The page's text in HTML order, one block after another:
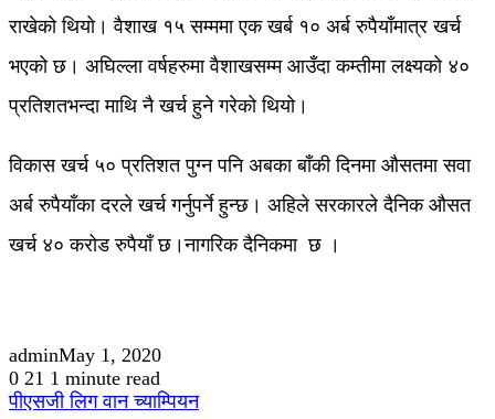
राखेको थियो। वैशाख १५ सम्ममा एक खर्ब १० अर्ब रुपैयाँमात्र खर्च
भएको छ। अघिल्ला वर्षहरुमा वैशाखसम्म आउँदा कम्तीमा लक्ष्यको ४०
प्रतिशतभन्दा माथि नै खर्च हुने गरेको थियो।
विकास खर्च ५० प्रतिशत पुग्न पनि अबका बाँकी दिनमा औसतमा सवा
अर्ब रुपैयाँका दरले खर्च गर्नुपर्ने हुन्छ। अहिले सरकारले दैनिक औसत
खर्च ४० करोड रुपैयाँ छ।नागरिक दैनिकमा छ ।
adminMay 1, 2020
0 21 1 minute read
पीएसजी लिग वान च्याम्पियन